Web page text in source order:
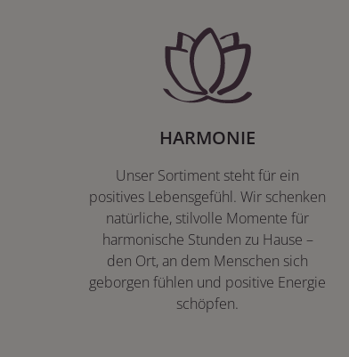
HARMONIE
Unser Sortiment steht für ein
positives Lebensgefühl. Wir schenken
natürliche, stilvolle Momente für
harmonische Stunden zu Hause –
den Ort, an dem Menschen sich
geborgen fühlen und positive Energie
schöpfen.